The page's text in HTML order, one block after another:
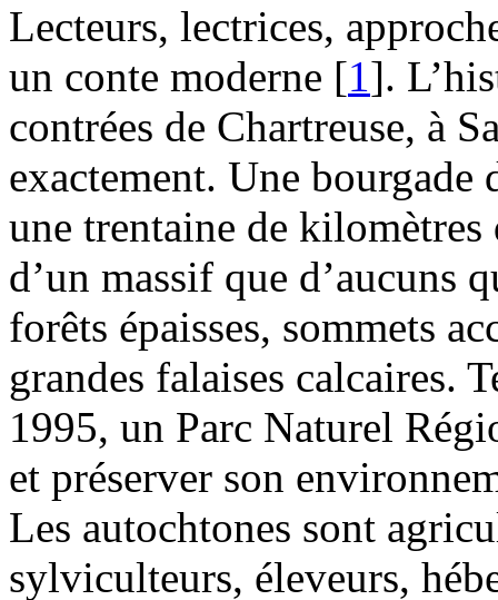
Lecteurs, lectrices,
un conte moderne [1].
contrées de Chartreuse, à
exactement. Une bourgade
une trentaine de
d’un massif que d’aucuns
forêts épaisses, sommets
grandes falaises calcaires.
1995, un Parc Naturel
et préserver son
Les autochtones sont
sylviculteurs, éleveurs,